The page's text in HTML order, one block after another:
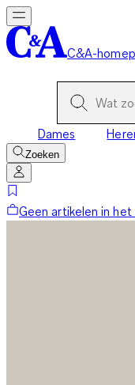
C&A-
Dames
Zoeken
Geen artikelen in